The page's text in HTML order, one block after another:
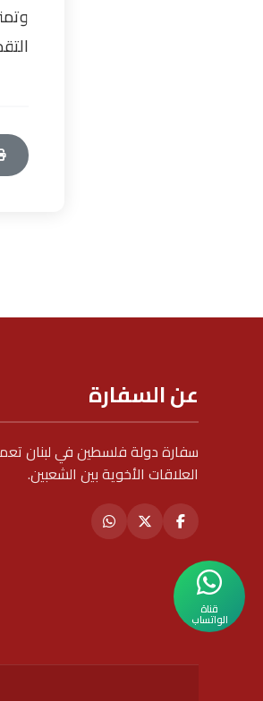
قناة
الواتساب
عن السفارة
سفارة دولة فلسطين في لبنان
العلاقات الأخوية بين الشعبين.